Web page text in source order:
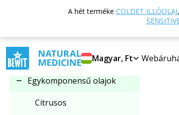
A hét terméke COLDET ILLÓOLAJ,
Magyar, Ft
Egykomponensű olajok
Egykomponensű olajok
Citrusos